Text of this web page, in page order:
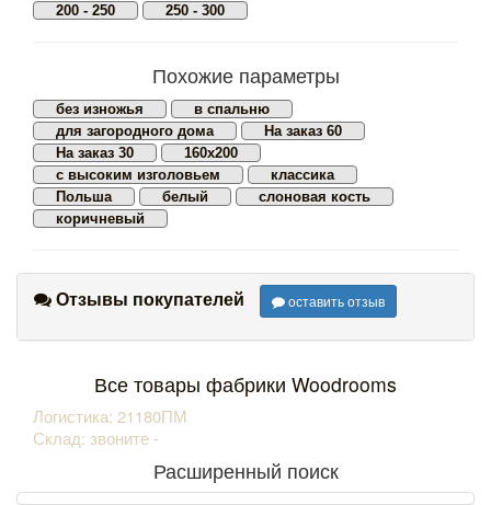
200 - 250 250 - 300
Похожие параметры
без изножья
в спальню
для загородного дома
На заказ 60
На заказ 30
160х200
с высоким изголовьем
классика
Польша
белый
слоновая кость
коричневый
Отзывы покупателей оставить отзыв
Все товары фабрики Woodrooms
Логистика: 21180ПМ
Склад: звоните -
Расширенный поиск